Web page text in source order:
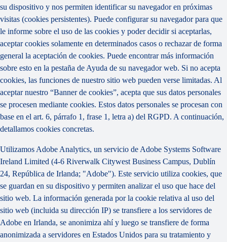
su dispositivo y nos permiten identificar su navegador en próximas
visitas (cookies persistentes). Puede configurar su navegador para que
le informe sobre el uso de las cookies y poder decidir si aceptarlas,
aceptar cookies solamente en determinados casos o rechazar de forma
general la aceptación de cookies. Puede encontrar más información
sobre esto en la pestaña de Ayuda de su navegador web. Si no acepta
cookies, las funciones de nuestro sitio web pueden verse limitadas. Al
aceptar nuestro “Banner de cookies”, acepta que sus datos personales
se procesen mediante cookies. Estos datos personales se procesan con
base en el art. 6, párrafo 1, frase 1, letra a) del RGPD. A continuación,
detallamos cookies concretas.
Utilizamos Adobe Analytics, un servicio de Adobe Systems Software
Ireland Limited (4-6 Riverwalk Citywest Business Campus, Dublín
24, República de Irlanda; "Adobe"). Este servicio utiliza cookies, que
se guardan en su dispositivo y permiten analizar el uso que hace del
sitio web. La información generada por la cookie relativa al uso del
sitio web (incluida su dirección IP) se transfiere a los servidores de
Adobe en Irlanda, se anonimiza ahí y luego se transfiere de forma
anonimizada a servidores en Estados Unidos para su tratamiento y